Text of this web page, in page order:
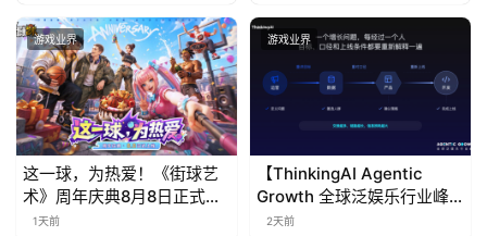
文
(
中
国
)
游戏业界
这一球，为热爱！《街球艺
术》周年庆典8月8日正式上
线，多重福利与全新内容同
1天前
游戏业界
【ThinkingAI Agentic
Growth 全球泛娱乐行业峰
会】Agent 时代，人到底负
2天前